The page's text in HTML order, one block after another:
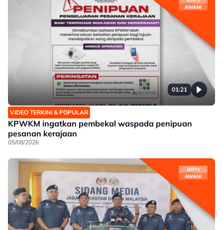
01:21
VIDEO TERKINI & POPULAR
KPWKM ingatkan pembekal waspada penipuan
pesanan kerajaan
05/08/2026